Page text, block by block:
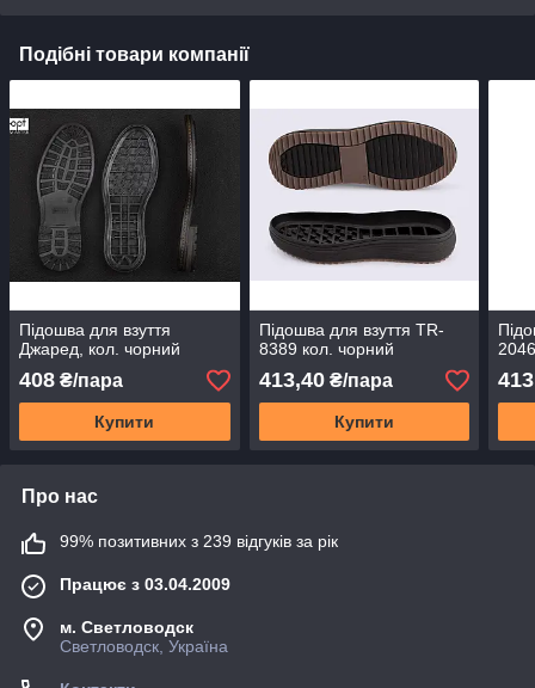
Подібні товари компанії
Підошва для взуття
Джаред, кол. чорний
408 ₴/пара
Купити
Підошва для взуття TR-
8389 кол. чорний
413,40₴/пара
Купити
Про нас
99% позитивних з 239 відгуків за рік
Працює з 03.04.2009
м. Светловодск
Светловодск, Україна